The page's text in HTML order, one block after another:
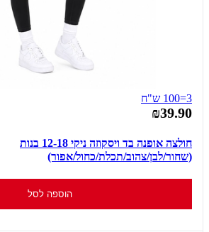
3=100 ש"ח
₪39.90
חולצה אופנה בד ויסקוזה ניקי 12-18 בנות
(שחור/לבן/צהוב/תכלת/כחול/אפור)
הוספה לסל